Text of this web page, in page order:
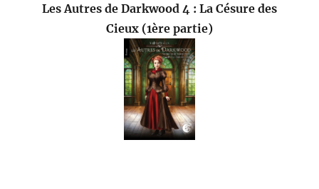
Les Autres de Darkwood 4 : La Césure des
Cieux (1ère partie)